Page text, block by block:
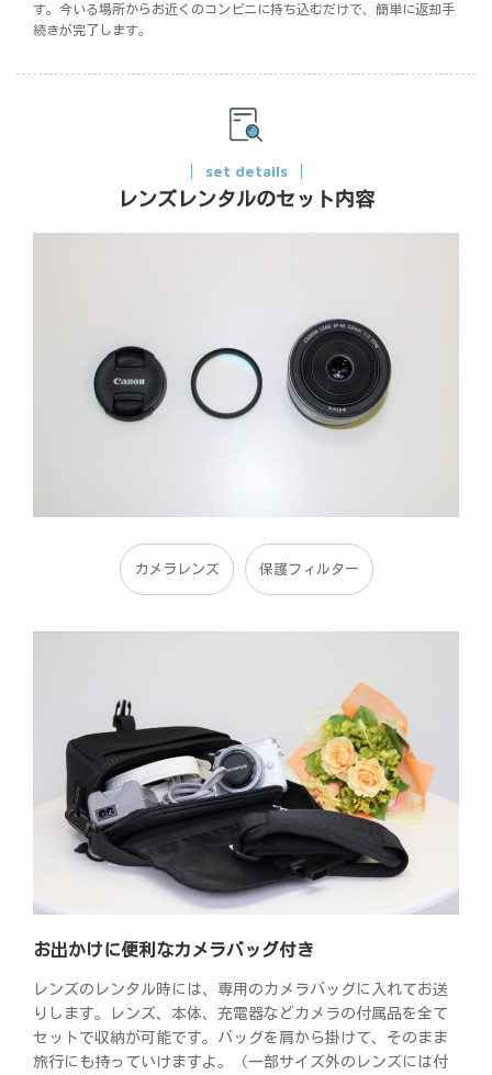
す。今いる場所からお近くのコンビニに持ち込むだけで、簡単に返却手
続きが完了します。
set details
レンズレンタルのセット内容
カメラレンズ 保護フィルター
お出かけに便利なカメラバッグ付き
レンズのレンタル時には、専用のカメラバッグに入れてお送
りします。レンズ、本体、充電器などカメラの付属品を全て
セットで収納が可能です。バッグを肩から掛けて、そのまま
旅行にも持っていけますよ。（一部サイズ外のレンズには付